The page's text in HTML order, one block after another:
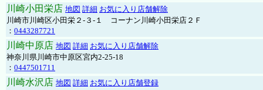
川崎小田栄店 地図 詳細 お気に入り店舗解除
川崎市川崎区小田栄２‐３‐１ コーナン川崎小田栄店２Ｆ
： 0443287721
川崎中原店 地図 詳細 お気に入り店舗解除
神奈川県川崎市中原区宮内2-25-18
： 0447501711
川崎水沢店 地図 詳細 お気に入り店舗登録